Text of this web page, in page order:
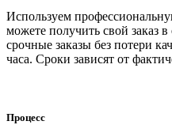
Используем
можете получить свой заказ
срочные заказы без потери
часа. Сроки зависят от
Процесс